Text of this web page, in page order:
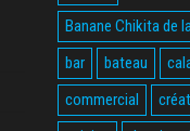
Banane Chikita de
bar
bateau
commercial